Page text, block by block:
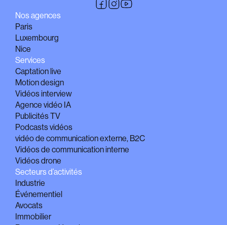
Nos agences
Paris
Luxembourg
Nice
Services
Captation live
Motion design
Vidéos interview
Agence vidéo IA
Publicités TV
Podcasts vidéos
vidéo de communication externe, B2C
Vidéos de communication interne
Vidéos drone
Secteurs d’activités
Industrie
Événementiel
Avocats
Immobilier